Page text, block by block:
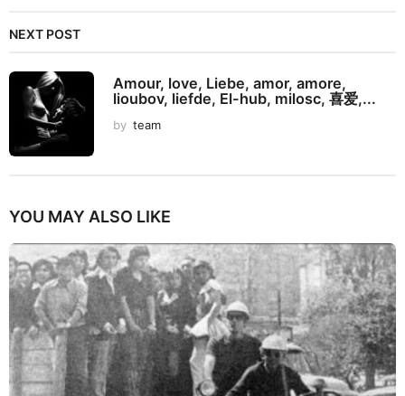
NEXT POST
Amour, love, Liebe, amor, amore,
lioubov, liefde, El-hub, milosc, 喜爱,...
by team
YOU MAY ALSO LIKE